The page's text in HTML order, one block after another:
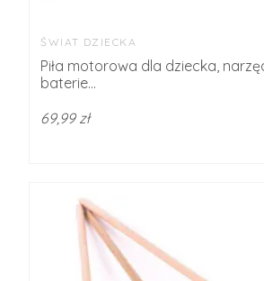
ŚWIAT DZIECKA
Piła motorowa dla dziecka,
baterie...
69,99 zł